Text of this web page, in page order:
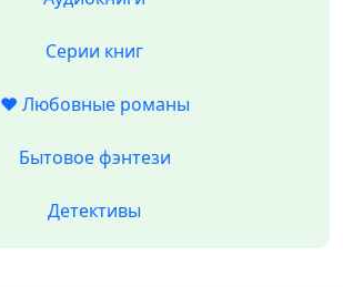
Серии книг
❤️ Любовные романы
Бытовое фэнтези
Детективы